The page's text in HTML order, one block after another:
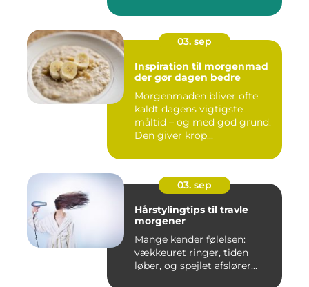
03. sep
Inspiration til morgenmad
der gør dagen bedre
Morgenmaden bliver ofte
kaldt dagens vigtigste
måltid – og med god grund.
Den giver krop...
03. sep
Hårstylingtips til travle
morgener
Mange kender følelsen:
vækkeuret ringer, tiden
løber, og spejlet afslører...